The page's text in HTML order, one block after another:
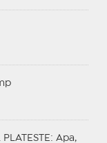
PLATESTE : Apa,